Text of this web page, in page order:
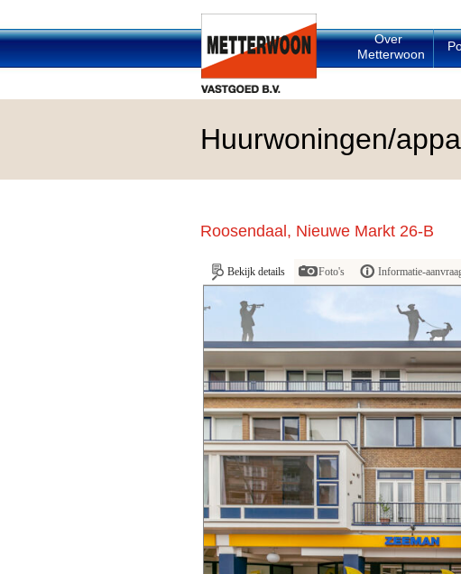
Over
Metterwoon
Huurwoningen/
Roosendaal, Nieuwe Markt 26-B
Bekijk details Foto's Informatie-